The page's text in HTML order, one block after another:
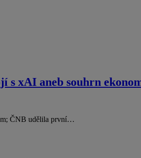
s xAI aneb souhrn
ČNB udělila první…